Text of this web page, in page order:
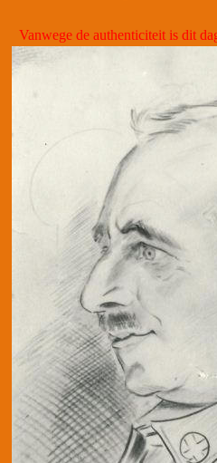
Vanwege de authenticiteit is dit